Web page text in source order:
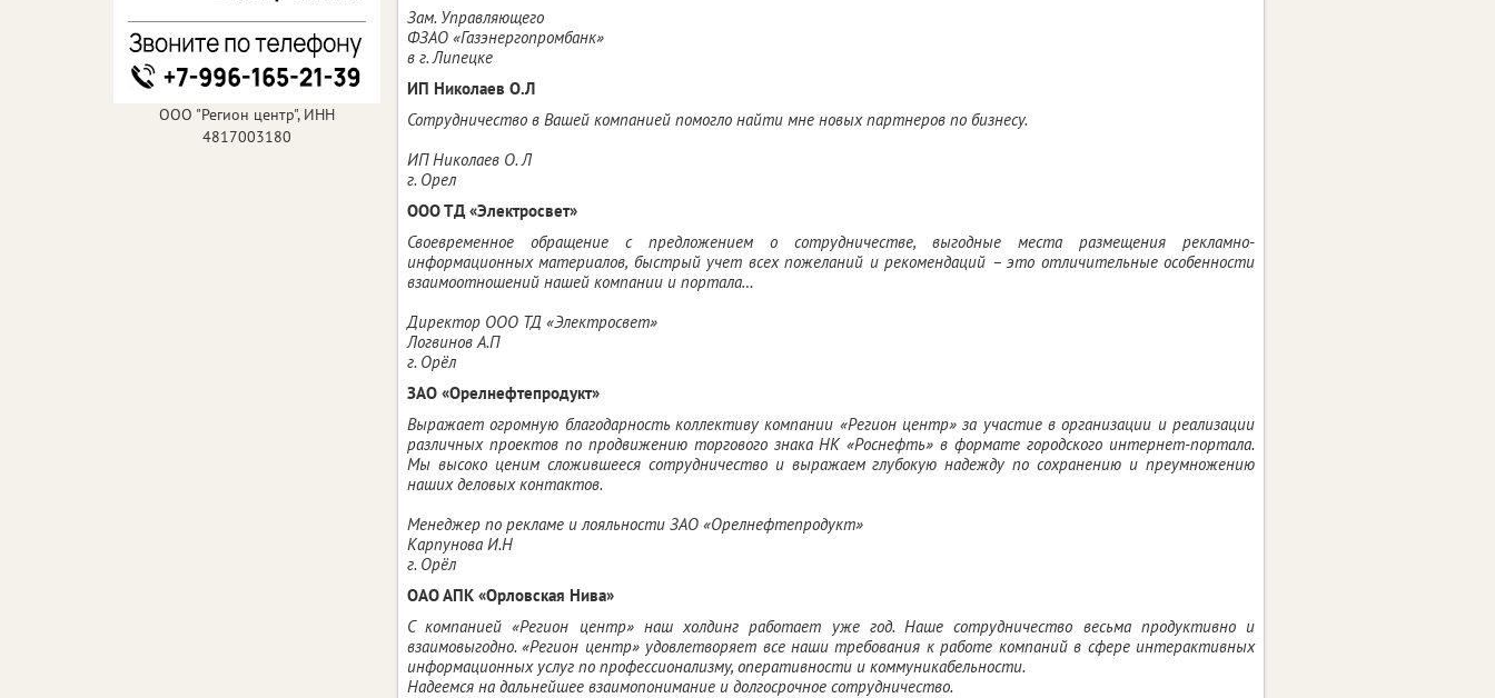
Зам. Управляющего
ФЗАО «Газэнергопромбанк»
в г. Липецке
ИП Николаев О.Л
Сотрудничество в Вашей компанией помогло найти мне новых партнеров по бизнесу.
ИП Николаев О. Л
г. Орел
ООО ТД «Электросвет»
Своевременное обращение с предложением о сотрудничестве, выгодные места размещения рекламно-
информационных материалов, быстрый учет всех пожеланий и рекомендаций – это отличительные особенности
взаимоотношений нашей компании и портала…
Директор ООО ТД «Электросвет»
Логвинов А.П
г. Орёл
ЗАО «Орелнефтепродукт»
Выражает огромную благодарность коллективу компании «Регион центр» за участие в организации и реализации
различных проектов по продвижению торгового знака НК «Роснефть» в формате городского интернет-портала.
Мы высоко ценим сложившееся сотрудничество и выражаем глубокую надежду по сохранению и преумножению
наших деловых контактов.
Менеджер по рекламе и лояльности ЗАО «Орелнефтепродукт»
Карпунова И.Н
г. Орёл
ОАО АПК «Орловская Нива»
С компанией «Регион центр» наш холдинг работает уже год. Наше сотрудничество весьма продуктивно и
взаимовыгодно. «Регион центр» удовлетворяет все наши требования к работе компаний в сфере интерактивных
информационных услуг по профессионализму, оперативности и коммуникабельности.
Надеемся на дальнейшее взаимопонимание и долгосрочное сотрудничество.
ООО "Регион центр", ИНН
4817003180